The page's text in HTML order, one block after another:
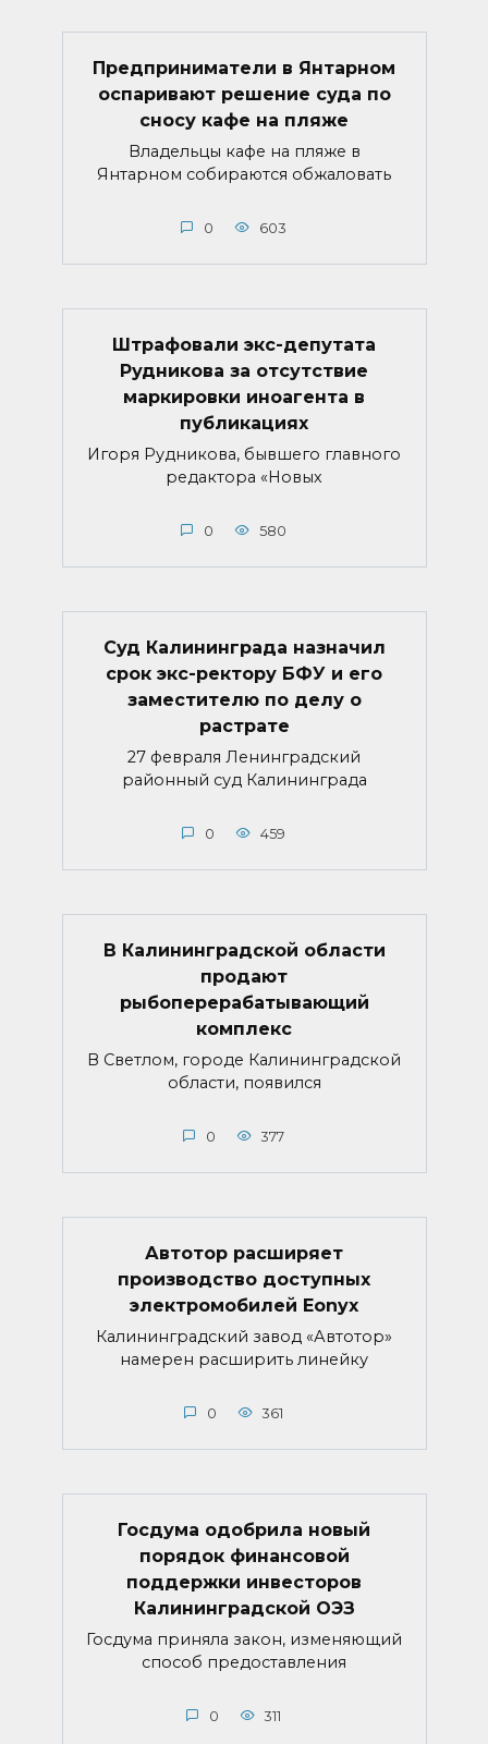
Предприниматели в Янтарном
оспаривают решение суда по
сносу кафе на пляже
Владельцы кафе на пляже в
Янтарном собираются обжаловать
0 603
Штрафовали экс-депутата
Рудникова за отсутствие
маркировки иноагента в
публикациях
Игоря Рудникова, бывшего главного
редактора «Новых
0 580
Суд Калининграда назначил
срок экс-ректору БФУ и его
заместителю по делу о
растрате
27 февраля Ленинградский
районный суд Калининграда
0 459
В Калининградской области
продают
рыбоперерабатывающий
комплекс
В Светлом, городе Калининградской
области, появился
0 377
Автотор расширяет
производство доступных
электромобилей Eonyx
Калининградский завод «Автотор»
намерен расширить линейку
0 361
Госдума одобрила новый
порядок финансовой
поддержки инвесторов
Калининградской ОЭЗ
Госдума приняла закон, изменяющий
способ предоставления
0 311